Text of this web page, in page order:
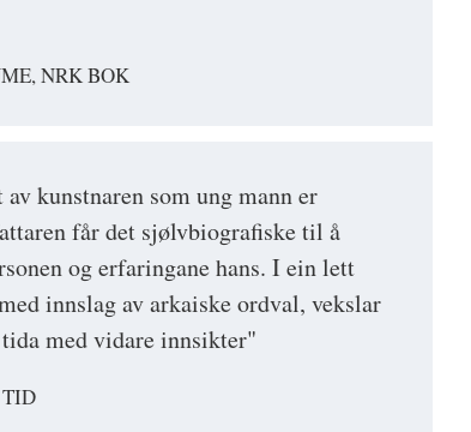
NRK BOK
kunstnaren som ung mann er
får det sjølvbiografiske til å
og erfaringane hans. I ein lett
innslag av arkaiske ordval, vekslar
med vidare innsikter"